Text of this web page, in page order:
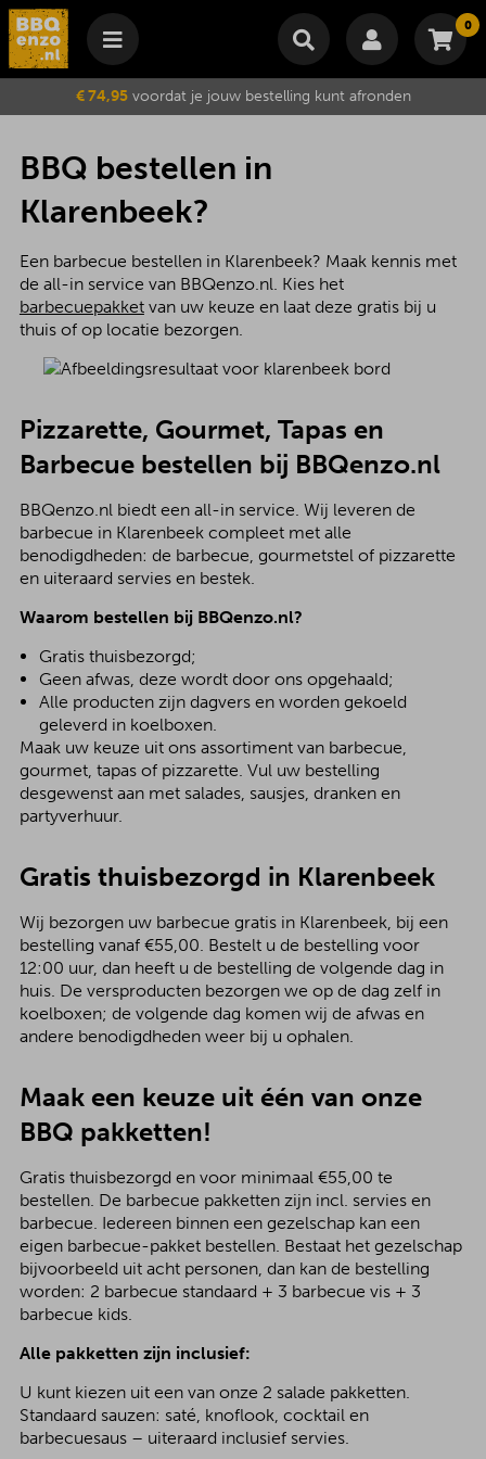
0
Winkelmand
Je winkelwagen is momenteel leeg.
Subtotaal €
Wijzig winkelmand
€ 74,95voordat je jouw bestelling kunt afronden
BBQ bestellen in
Klarenbeek?
Een barbecue bestellen in Klarenbeek? Maak kennis met
de all-in service van BBQenzo.nl. Kies het
barbecuepakketvan uw keuze en laat deze gratis bij u
thuis of op locatie bezorgen.
Pizzarette, Gourmet, Tapas en
Barbecue bestellen bij BBQenzo.nl
BBQenzo.nl biedt een all-in service. Wij leveren de
barbecue in Klarenbeek compleet met alle
benodigdheden: de barbecue, gourmetstel of pizzarette
en uiteraard servies en bestek.
Waarom bestellen bij BBQenzo.nl?
Gratis thuisbezorgd;
Geen afwas, deze wordt door ons opgehaald;
Alle producten zijn dagvers en worden gekoeld
geleverd in koelboxen.
Maak uw keuze uit ons assortiment van barbecue,
gourmet, tapas of pizzarette. Vul uw bestelling
desgewenst aan met salades, sausjes, dranken en
partyverhuur.
Gratis thuisbezorgd in Klarenbeek
Wij bezorgen uw barbecue gratis in Klarenbeek, bij een
bestelling vanaf €55,00. Bestelt u de bestelling voor
12:00 uur, dan heeft u de bestelling de volgende dag in
huis. De versproducten bezorgen we op de dag zelf in
koelboxen; de volgende dag komen wij de afwas en
andere benodigdheden weer bij u ophalen.
Maak een keuze uit één van onze
BBQ pakketten!
Gratis thuisbezorgd en voor minimaal €55,00 te
bestellen. De barbecue pakketten zijn incl. servies en
barbecue. Iedereen binnen een gezelschap kan een
eigen barbecue-pakket bestellen. Bestaat het gezelschap
bijvoorbeeld uit acht personen, dan kan de bestelling
worden: 2 barbecue standaard + 3 barbecue vis + 3
barbecue kids.
Alle pakketten zijn inclusief:
U kunt kiezen uit een van onze 2 salade pakketten.
Standaard sauzen: saté, knoflook, cocktail en
barbecuesaus – uiteraard inclusief servies.